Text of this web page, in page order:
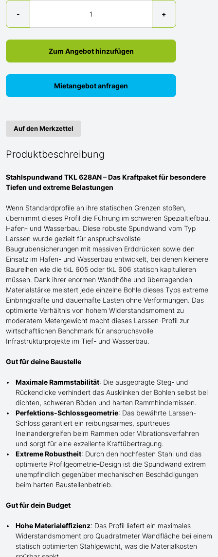
-
Menge
+
Zum Angebot hinzufügen
Mietangebot anfragen
Auf den Merkzettel
Produktbeschreibung
Stahlspundwand TKL 628AN – Das Kraftpaket fürbesondere
Tiefen und extreme Belastungen
Wenn Standardprofile an ihre statischen Grenzen stoßen,
übernimmt dieses Profil die Führung im schweren Spezialtiefbau,
Hafen- und Wasserbau. Diese robuste Spundwand vom Typ
Larssen wurde gezielt für anspruchsvollste
Baugrubensicherungen mit massiven Erddrücken sowie den
Einsatz im Hafen- und Wasserbau entwickelt, bei denen kleinere
Baureihen wie die tkL 605 oder tkL 606 statisch kapitulieren
müssen. Dank ihrer enormen Wandhöhe und überragenden
Materialstärke meistert jede einzelne Bohle dieses Typs extreme
Einbringkräfte und dauerhafte Lasten ohne Verformungen. Das
optimierte Verhältnis von hohem Widerstandsmoment zu
moderatem Metergewicht macht dieses Larssen-Profil zur
wirtschaftlichen Benchmark für anspruchsvolle
Infrastrukturprojekte im Tief- und Wasserbau.
Gut für deine Baustelle
Maximale Rammstabilität: Die ausgeprägte Steg- und
Rückendicke verhindert das Ausklinken der Bohlen selbst bei
dichten, schweren Böden und harten Rammhindernissen.
Perfektions-Schlossgeometrie: Das bewährte Larssen-
Schloss garantiert ein reibungsarmes, spurtreues
Ineinandergreifen beim Rammen oder Vibrationsverfahren
und sorgt für eine exzellente Kraftübertragung.
Extreme Robustheit: Durch den hochfesten Stahl und das
optimierte Profilgeometrie-Design ist die Spundwand extrem
unempfindlich gegenüber mechanischen Beschädigungen
beim harten Baustellenbetrieb.
Gut für dein Budget
Hohe Materialeffizienz: Das Profil liefert ein maximales
Widerstandsmoment pro Quadratmeter Wandfläche bei einem
statisch optimierten Stahlgewicht, was die Materialkosten